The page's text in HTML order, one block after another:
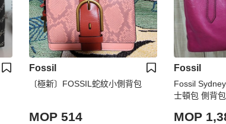
Fossil
〔極新〕FOSSIL蛇紋小側背包
MOP 514
Fossil
Fossil
士頓包 側背
MOP